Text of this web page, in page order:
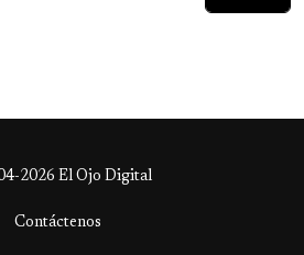
2026 El Ojo Digital
Contáctenos